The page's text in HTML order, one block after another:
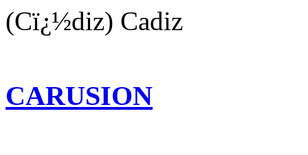
(Cï¿½diz) Cadiz
CARUSION